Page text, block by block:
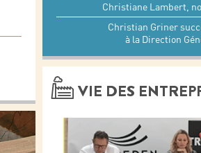
Christiane Lambert,
Christian Griner
à la Direction
VIE DES